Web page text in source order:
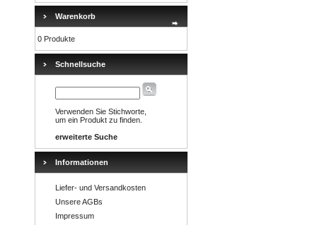
Warenkorb
0 Produkte
Schnellsuche
Verwenden Sie Stichworte,
um ein Produkt zu finden.
erweiterte Suche
Informationen
Liefer- und Versandkosten
Unsere AGBs
Impressum